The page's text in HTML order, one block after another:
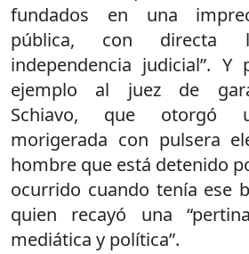
fundados en una
pública, con
independencia judicial”. Y
ejemplo al juez de
Schiavo, que otorgó
morigerada con pulsera
hombre que está detenido
ocurrido cuando tenía ese
quien recayó una
mediática y política”.